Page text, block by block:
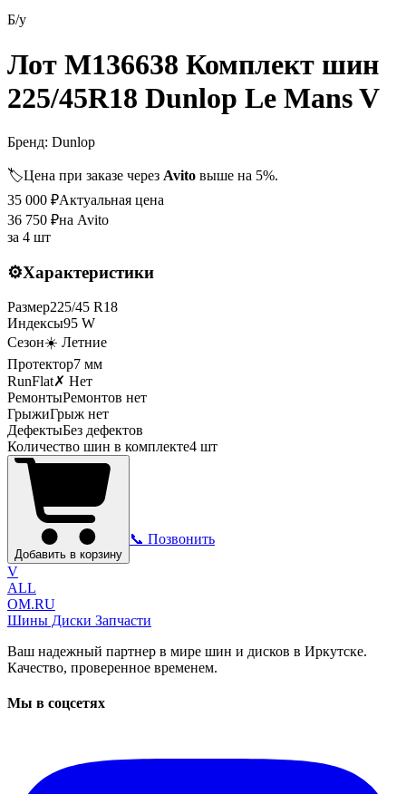
Б/у
Лот M136638 Комплект шин
225/45R18 Dunlop Le Mans V
Бренд: Dunlop
🏷️Цена при заказе через Avito выше на 5%.
35 000 ₽Актуальная цена
36 750 ₽на Avito
за 4 шт
⚙️Характеристики
Размер225/45 R18
Индексы95 W
Сезон☀️ Летние
Протектор7 мм
RunFlat✗ Нет
РемонтыРемонтов нет
ГрыжиГрыж нет
ДефектыБез дефектов
Количество шин в комплекте4 шт
Добавить в корзину
📞 Позвонить
V
ALL
OM.RU
Шины Диски Запчасти
Ваш надежный партнер в мире шин и дисков в Иркутске.
Качество, проверенное временем.
Мы в соцсетях